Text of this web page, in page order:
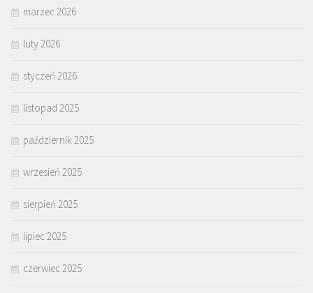
marzec 2026
luty 2026
styczeń 2026
listopad 2025
październik 2025
wrzesień 2025
sierpień 2025
lipiec 2025
czerwiec 2025